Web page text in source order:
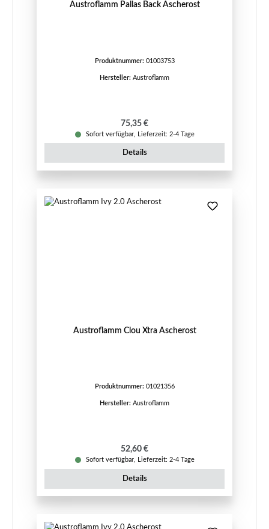
Austroflamm Pallas Back Ascherost
Produktnummer: 01003753
Hersteller: Austroflamm
Regulärer Preis:
75,35 €
Sofort verfügbar, Lieferzeit: 2-4 Tage
Details
Austroflamm Clou Xtra Ascherost
Produktnummer: 01021356
Hersteller: Austroflamm
Regulärer Preis:
52,60 €
Sofort verfügbar, Lieferzeit: 2-4 Tage
Details